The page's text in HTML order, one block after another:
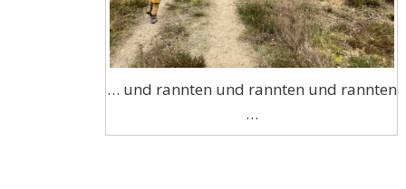
… und rannten und rannten und rannten
…